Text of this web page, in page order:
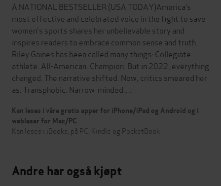
A NATIONAL BESTSELLER (USA TODAY)America’s
most effective and celebrated voice in the fight to save
women's sports shares her unbelievable story and
inspires readers to embrace common sense and truth.
Riley Gaines has been called many things: Collegiate
athlete. All-American. Champion. But in 2022, everything
changed. The narrative shifted. Now, critics smeared her
as: Transphobic. Narrow-minded.…
Kan leses i våre gratis apper for iPhone/iPad og Android og i
webleser for Mac/PC
Kan leses i iBooks, på PC, Kindle og PocketBook
Andre har også kjøpt